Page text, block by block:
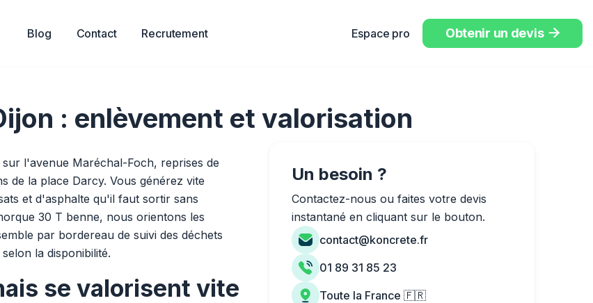
Blog Contact Recrutement Espace pro Obtenir un devis 
: enlèvement et valorisation
l'avenue Maréchal-Foch, reprises de
de la place Darcy. Vous générez vite
et d'asphalte qu'il faut sortir sans
30 T benne, nous orientons les
par bordereau de suivi des déchets
la disponibilité.
se valorisent vite
Un besoin ?
Contactez-nous ou faites votre devis
instantané en cliquant sur le bouton.
contact@koncrete.fr
01 89 31 85 23
Toute la France 🇫🇷